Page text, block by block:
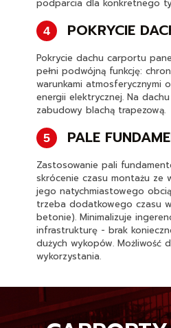
podparcia dla konkretnego
4 POKRYCIE
Pokrycie dachu carportu
pełni podwójną funkcję:
warunkami atmosferycznymi
energii elektrycznej. Na
zabudowy blachą trapezową.
5 PALE
Zastosowanie pali
skrócenie czasu montażu ze
jego natychmiastowego
trzeba dodatkowego czasu
betonie). Minimalizuje
infrastrukturę - brak
dużych wykopów. Możliwość
wykorzystania.